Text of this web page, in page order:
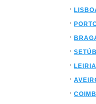
LEIRIA